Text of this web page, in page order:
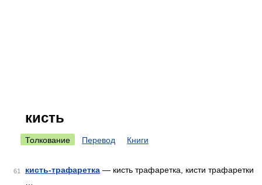
кисть
Толкование Перевод Книги
61 кисть-трафаретка — кисть трафаретка, кисти трафаретки